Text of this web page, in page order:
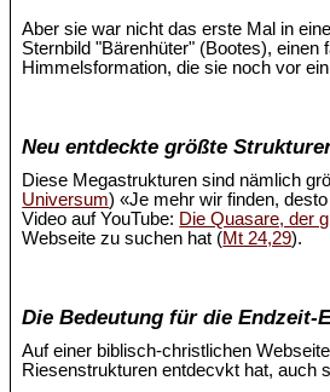
Aber sie war nicht das erste Mal in
Sternbild "Bärenhüter" (Bootes),
Himmelsformation, die sie noch vor
Neu entdeckte größte
Diese Megastrukturen sind nämlich
Universum) «Je mehr wir finden,
Video auf YouTube: Die Quasare, der
Webseite zu suchen hat (Mt 24,29).
Die Bedeutung für die Endzeit-
Auf einer biblisch-christlichen
Riesenstrukturen entdecvkt hat, auch